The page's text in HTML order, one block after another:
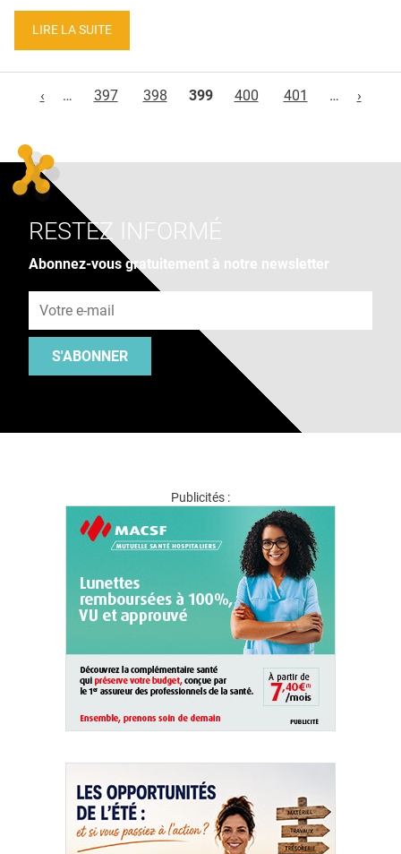
LIRE LA SUITE
‹
… 397 398 399 400 401 … ›
RESTEZ INFORMÉ
Abonnez-vous gratuitement à notre newsletter
S'ABONNER
Publicités :